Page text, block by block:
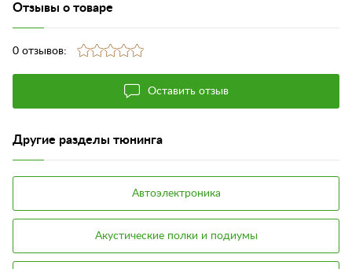
Отзывы о товаре
0 отзывов:
Оставить отзыв
Другие разделы тюнинга
Автоэлектроника
Акустические полки и подиумы